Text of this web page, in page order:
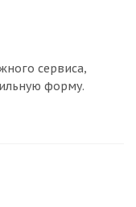
сервиса,
форму.